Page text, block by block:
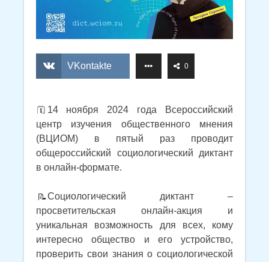
VKontakte 0
14 ноября 2024 года Всероссийский
центр изучения общественного мнения
(ВЦИОМ) в пятый раз проводит
общероссийский социологический диктант
в онлайн-формате.
Социологический диктант –
просветительская онлайн-акция и
уникальная возможность для всех, кому
интересно общество и его устройство,
проверить свои знания о социологической